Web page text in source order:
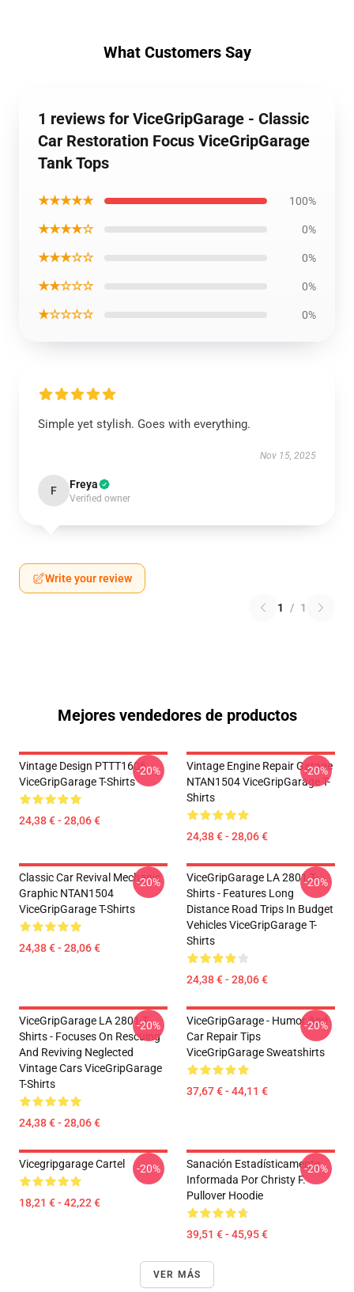
What Customers Say
1 reviews for ViceGripGarage - Classic
Car Restoration Focus ViceGripGarage
Tank Tops
★★★★★ 100%
★★★★☆ 0%
★★★☆☆ 0%
★★☆☆☆ 0%
★☆☆☆☆ 0%
Simple yet stylish. Goes with everything.
Nov 15, 2025
F Freya
Verified owner
Write your review
1 / 1
Mejores vendedores de productos
Vintage Design PTTT1606
ViceGripGarage T-Shirts
24,38 € - 28,06 €
-20%
Vintage Engine Repair Garage
NTAN1504 ViceGripGarage T-
Shirts
24,38 € - 28,06 €
-20%
Classic Car Revival Mechanic
Graphic NTAN1504
ViceGripGarage T-Shirts
24,38 € - 28,06 €
-20%
ViceGripGarage LA 2801 T-
Shirts - Features Long
Distance Road Trips In Budget
Vehicles ViceGripGarage T-
Shirts
24,38 € - 28,06 €
-20%
ViceGripGarage LA 2801 T-
Shirts - Focuses On Rescuing
And Reviving Neglected
Vintage Cars ViceGripGarage
T-Shirts
24,38 € - 28,06 €
-20%
ViceGripGarage - Humor And
Car Repair Tips
ViceGripGarage Sweatshirts
37,67 € - 44,11 €
-20%
Vicegripgarage Cartel
18,21 € - 42,22 €
-20%
Sanación Estadísticamente
Informada Por Christy F.
Pullover Hoodie
39,51 € - 45,95 €
-20%
VER MÁS